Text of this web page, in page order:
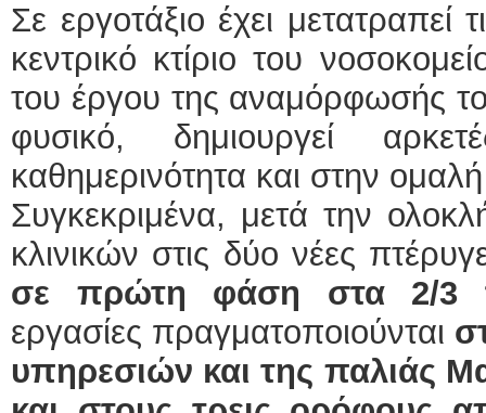
Σε εργοτάξιο έχει μετατραπεί
κεντρικό κτίριο του
του έργου της αναμόρφωσής
φυσικό, δημιουργεί
καθημερινότητα και στην
Συγκεκριμένα, μετά την
κλινικών στις δύο νέες
σε πρώτη φάση στα 2/3
εργασίες πραγματοποιούνται
υπηρεσιών και της παλιάς
ΕΙΔΙΚΟΣ
Holter
ΑΤΕΙ
τηλ.